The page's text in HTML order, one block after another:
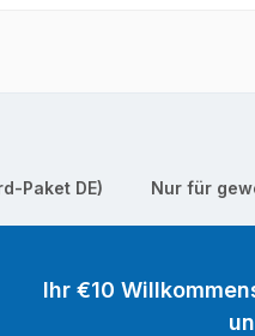
Paket DE) Nur für
Ihr €10